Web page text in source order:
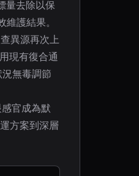
量去除以保
護結果。
異源再次上
現有復合通
無毒調節
官成為默
方案到深層